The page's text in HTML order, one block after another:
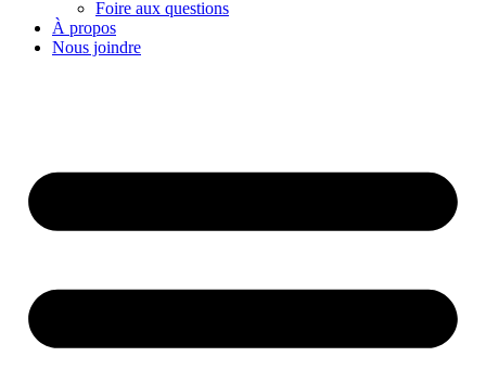
Foire aux questions
À propos
Nous joindre